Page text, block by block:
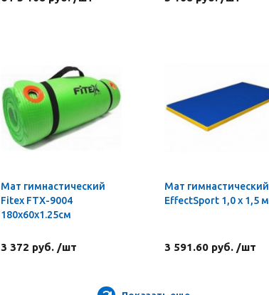
Мат гимнастический
Fitex FTX-9004
180x60x1.25см
3 372 руб. /шт
Мат гимнастический
EffectSport 1,0 х 1,5 м
3 591.60 руб. /шт